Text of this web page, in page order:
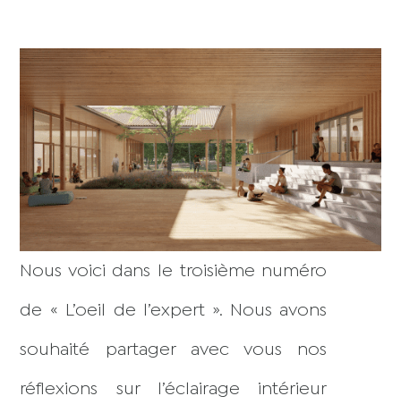
Nous voici dans le troisième numéro
de « L’oeil de l’expert ». Nous avons
souhaité partager avec vous nos
réflexions sur l’éclairage intérieur